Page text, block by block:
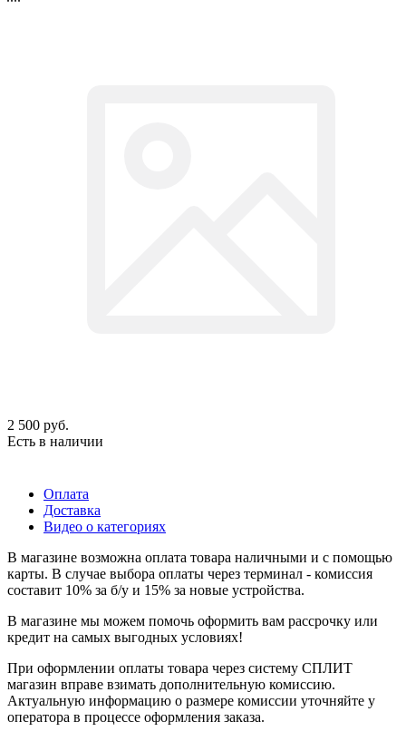
2 500 руб.
Есть в наличии
Оплата
Доставка
Видео о категориях
В магазине возможна оплата товара наличными и с помощью
карты. В случае выбора оплаты через терминал - комиссия
составит 10% за б/у и 15% за новые устройства.
В магазине мы можем помочь оформить вам рассрочку или
кредит на самых выгодных условиях!
При оформлении оплаты товара через систему СПЛИТ
магазин вправе взимать дополнительную комиссию.
Актуальную информацию о размере комиссии уточняйте у
оператора в процессе оформления заказа.